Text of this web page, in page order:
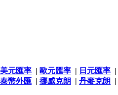
美元匯率 | 歐元匯率 | 日元匯率 |
泰幣外匯 | 挪威克朗 | 丹麥克朗 |